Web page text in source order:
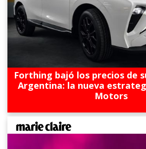
Forthing bajó los precios de
Argentina: la nueva
Motors